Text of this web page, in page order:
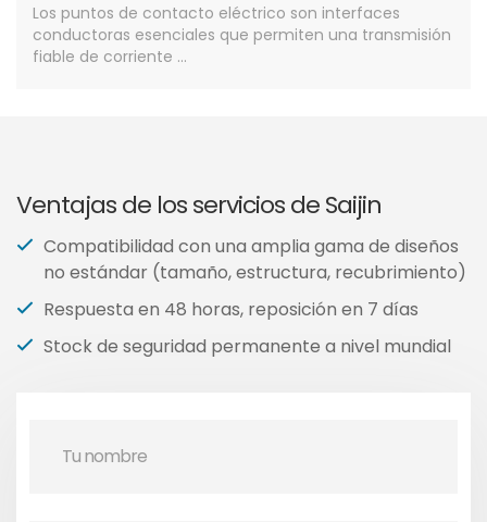
Los puntos de contacto eléctrico son interfaces
conductoras esenciales que permiten una transmisión
fiable de corriente ...
Ventajas de los servicios de Saijin
Compatibilidad con una amplia gama de diseños
no estándar (tamaño, estructura, recubrimiento)
Respuesta en 48 horas, reposición en 7 días
Stock de seguridad permanente a nivel mundial